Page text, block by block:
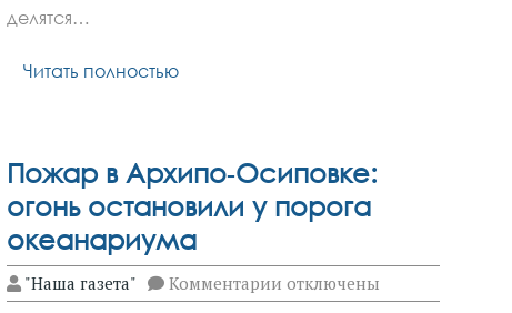
делятся…
Читать полностью
Пожар в Архипо‑Осиповке:
огонь остановили у порога
океанариума
"Наша газета" Комментарии к
записи
отключены